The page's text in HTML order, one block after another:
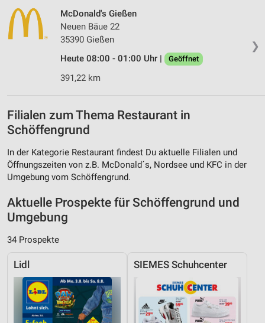
❯
McDonald's Gießen
Neuen Bäue 22
35390 Gießen
Heute 08:00 - 01:00 Uhr |
Geöffnet
391,22 km
Filialen zum Thema Restaurant in
Schöffengrund
In der Kategorie Restaurant findest Du aktuelle Filialen und
Öffnungszeiten von z.B. McDonald´s, Nordsee und KFC in der
Umgebung vom Schöffengrund.
Aktuelle Prospekte für Schöffengrund und
Umgebung
34 Prospekte
Lidl SIEMES Schuhcenter